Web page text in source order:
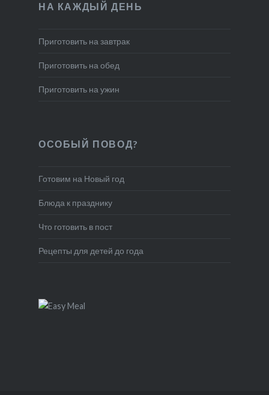
НА КАЖДЫЙ ДЕНЬ
Приготовить на завтрак
Приготовить на обед
Приготовить на ужин
ОСОБЫЙ ПОВОД?
Готовим на Новый год
Блюда к празднику
Что готовить в пост
Рецепты для детей до года